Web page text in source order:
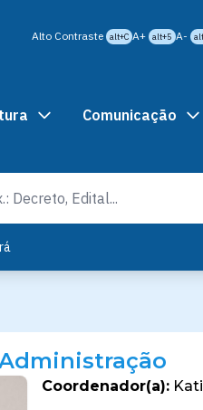
Alto Contraste alt+C A+ alt+5 A-
Comunicação
Coordenador(a):